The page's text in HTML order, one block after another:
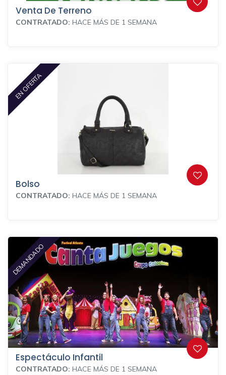
Venta De Terreno
CONTRATADO: HACE MÁS DE 1 SEMANA
EN OFERTA
Bolso
CONTRATADO: HACE MÁS DE 1 SEMANA
DEMANDADO
Espectáculo Infantil
CONTRATADO: HACE MÁS DE 1 SEMANA